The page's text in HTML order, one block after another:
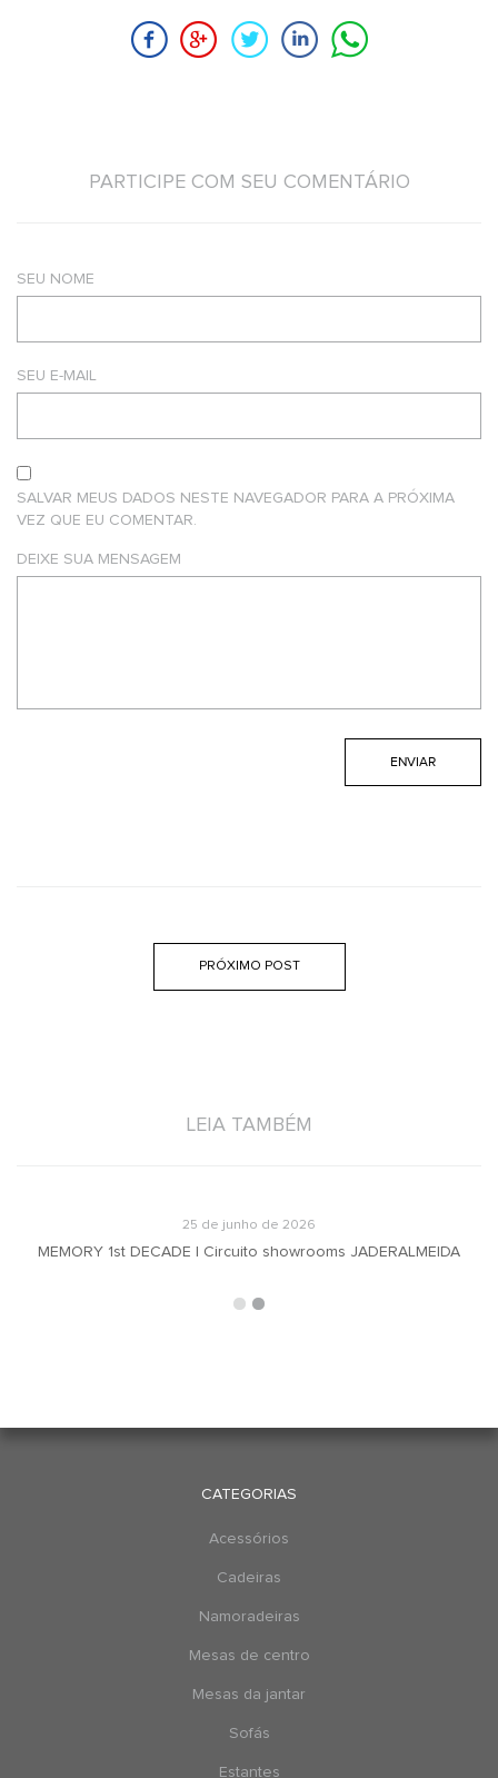
PARTICIPE COM SEU COMENTÁRIO
SEU NOME
SEU E-MAIL
SALVAR MEUS DADOS NESTE NAVEGADOR PARA A PRÓXIMA
VEZ QUE EU COMENTAR.
DEIXE SUA MENSAGEM
PRÓXIMO POST
LEIA TAMBÉM
25 de junho de 2026
MEMORY 1st DECADE | Circuito showrooms JADERALMEIDA
CATEGORIAS
Acessórios
Cadeiras
Namoradeiras
Mesas de centro
Mesas da jantar
Sofás
Estantes